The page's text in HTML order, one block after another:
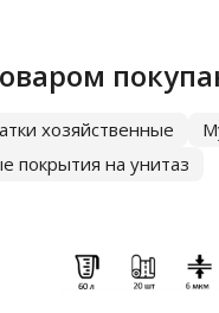
хозяйственные
покрытия на унитаз